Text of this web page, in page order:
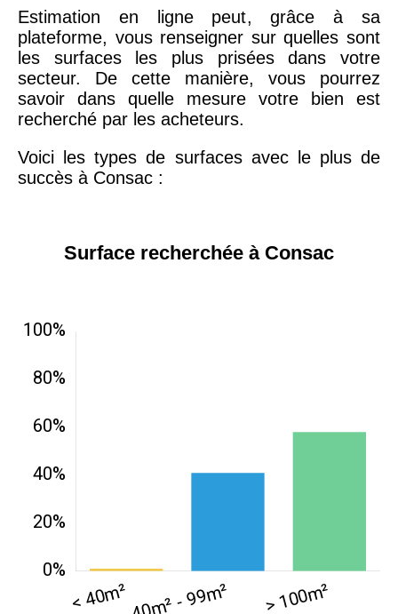
Estimation en ligne peut, grâce à sa
plateforme, vous renseigner sur quelles sont
les surfaces les plus prisées dans votre
secteur. De cette manière, vous pourrez
savoir dans quelle mesure votre bien est
recherché par les acheteurs.
Voici les types de surfaces avec le plus de
succès à Consac :
Surface recherchée à Consac